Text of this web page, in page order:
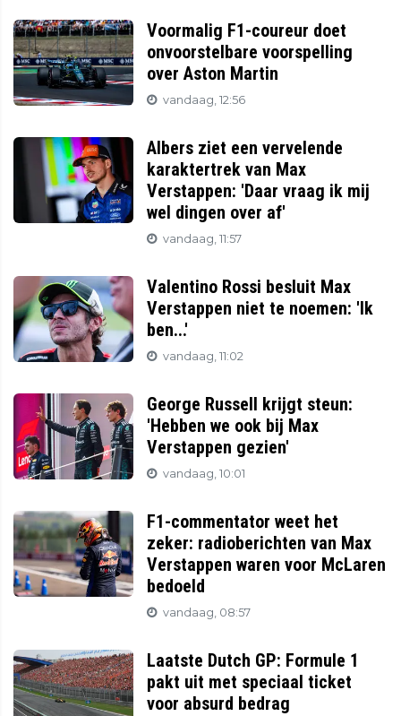
Voormalig F1-coureur doet
onvoorstelbare voorspelling
over Aston Martin
vandaag, 12:56
Albers ziet een vervelende
karaktertrek van Max
Verstappen: 'Daar vraag ik mij
wel dingen over af'
vandaag, 11:57
Valentino Rossi besluit Max
Verstappen niet te noemen: 'Ik
ben...'
vandaag, 11:02
George Russell krijgt steun:
'Hebben we ook bij Max
Verstappen gezien'
vandaag, 10:01
F1-commentator weet het
zeker: radioberichten van Max
Verstappen waren voor McLaren
bedoeld
vandaag, 08:57
Laatste Dutch GP: Formule 1
pakt uit met speciaal ticket
voor absurd bedrag